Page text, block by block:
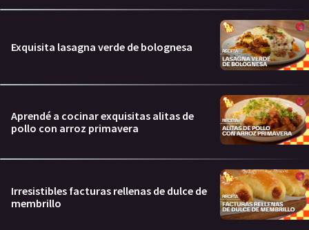
Exquisita lasagna verde de bolognesa
Aprendé a cocinar exquisitas alitas de
pollo con arroz primavera
Irresistibles facturas rellenas de dulce de
membrillo